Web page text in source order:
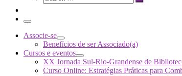
Search
Menu
Associe-se
Benefícios de ser Associado(a)
Cursos e eventos
XX Jornada Sul-Rio-Grandense de
Curso Online: Estratégias Práticas para